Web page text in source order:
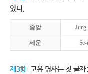
있다.
중앙
세운 Se-
제3항 고유 명사는 첫 글자